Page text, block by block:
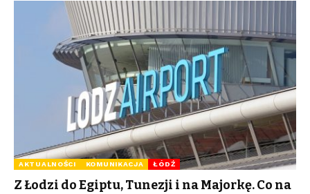
AKTUALNOŚCI KOMUNIKACJA ŁÓDŹ
Z Łodzi do Egiptu, Tunezji i na Majorkę. Co na